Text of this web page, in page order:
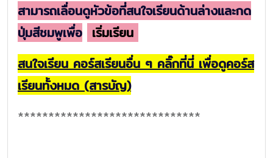
สามารถเลื่อนดูหัวข้อที่สนใจเรียนด้านล่างและกด
ปุ่มสีชมพูเพื่อ เริ่มเรียน
สนใจเรียน คอร์สเรียนอื่น ๆ คลิ๊กที่นี่ เพื่อดูคอร์ส
เรียนทั้งหมด (สารบัญ)
******************************